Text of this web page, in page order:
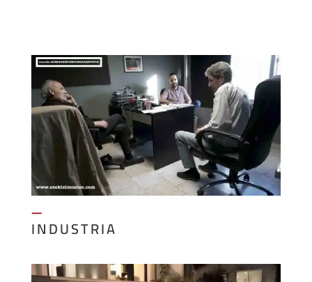
—
INDUSTRIA